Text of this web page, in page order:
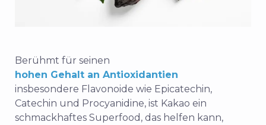
Berühmt für seinen
hohen Gehalt an Antioxidantien
insbesondere Flavonoide wie Epicatechin,
Catechin und Procyanidine, ist Kakao ein
schmackhaftes Superfood, das helfen kann,